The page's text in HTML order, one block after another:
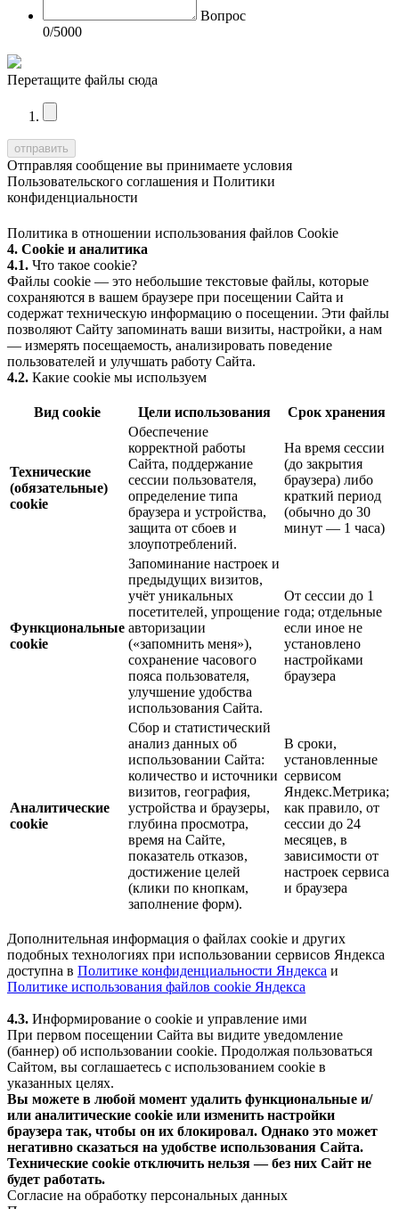
Вопрос
0/5000
Перетащите файлы сюда
Отправляя сообщение вы принимаете условия
Пользовательского соглашения и Политики
конфиденциальности
Политика в отношении использования файлов Cookie
4. Cookie и аналитика
4.1. Что такое cookie?
Файлы cookie — это небольшие текстовые файлы, которые
сохраняются в вашем браузере при посещении Сайта и
содержат техническую информацию о посещении. Эти файлы
позволяют Сайту запоминать ваши визиты, настройки, а нам
— измерять посещаемость, анализировать поведение
пользователей и улучшать работу Сайта.
4.2. Какие cookie мы используем
Вид cookie Цели использования Срок хранения
Технические
(обязательные)
cookie
Обеспечение
корректной работы
Сайта, поддержание
сессии пользователя,
определение типа
браузера и устройства,
защита от сбоев и
злоупотреблений.
На время сессии
(до закрытия
браузера) либо
краткий период
(обычно до 30
минут — 1 часа)
Функциональные
cookie
Запоминание настроек и
предыдущих визитов,
учёт уникальных
посетителей, упрощение
авторизации
(«запомнить меня»),
сохранение часового
пояса пользователя,
улучшение удобства
использования Сайта.
От сессии до 1
года; отдельные
если иное не
установлено
настройками
браузера
Аналитические
cookie
Сбор и статистический
анализ данных об
использовании Сайта:
количество и источники
визитов, география,
устройства и браузеры,
глубина просмотра,
время на Сайте,
показатель отказов,
достижение целей
(клики по кнопкам,
заполнение форм).
В сроки,
установленные
сервисом
Яндекс.Метрика;
как правило, от
сессии до 24
месяцев, в
зависимости от
настроек сервиса
и браузера
Дополнительная информация о файлах cookie и других
подобных технологиях при использовании сервисов Яндекса
доступна в Политике конфиденциальности Яндекса и
Политике использования файлов cookie Яндекса
4.3. Информирование о cookie и управление ими
При первом посещении Сайта вы видите уведомление
(баннер) об использовании cookie. Продолжая пользоваться
Сайтом, вы соглашаетесь с использованием cookie в
указанных целях.
Вы можете в любой момент удалить функциональные и/
или аналитические cookie или изменить настройки
браузера так, чтобы он их блокировал. Однако это может
негативно сказаться на удобстве использования Сайта.
Технические cookie отключить нельзя — без них Сайт не
будет работать.
Согласие на обработку персональных данных